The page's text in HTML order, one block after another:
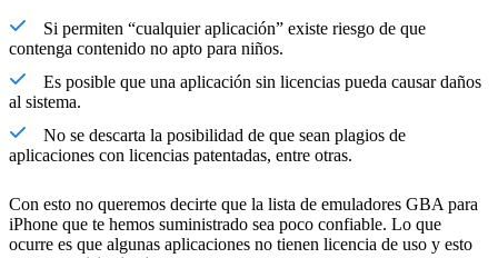
Si permiten “cualquier aplicación” existe riesgo de que
contenga contenido no apto para niños.
Es posible que una aplicación sin licencias pueda causar daños
al sistema.
No se descarta la posibilidad de que sean plagios de
aplicaciones con licencias patentadas, entre otras.
Con esto no queremos decirte que la lista de emuladores GBA para
iPhone que te hemos suministrado sea poco confiable. Lo que
ocurre es que algunas aplicaciones no tienen licencia de uso y esto